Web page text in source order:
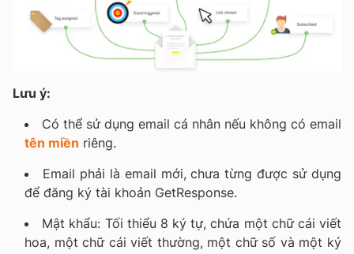
Lưu ý:
Có thể sử dụng email cá nhân nếu không có email
tên miền riêng.
Email phải là email mới, chưa từng được sử dụng
để đăng ký tài khoản GetResponse.
Mật khẩu: Tối thiểu 8 ký tự, chứa một chữ cái viết
hoa, một chữ cái viết thường, một chữ số và một ký